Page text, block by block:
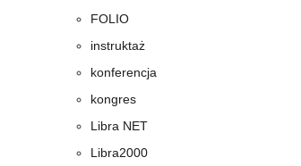
FOLIO
instruktaż
konferencja
kongres
Libra NET
Libra2000